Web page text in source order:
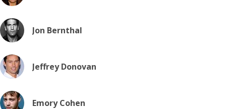
Jon Bernthal
Jeffrey Donovan
Emory Cohen